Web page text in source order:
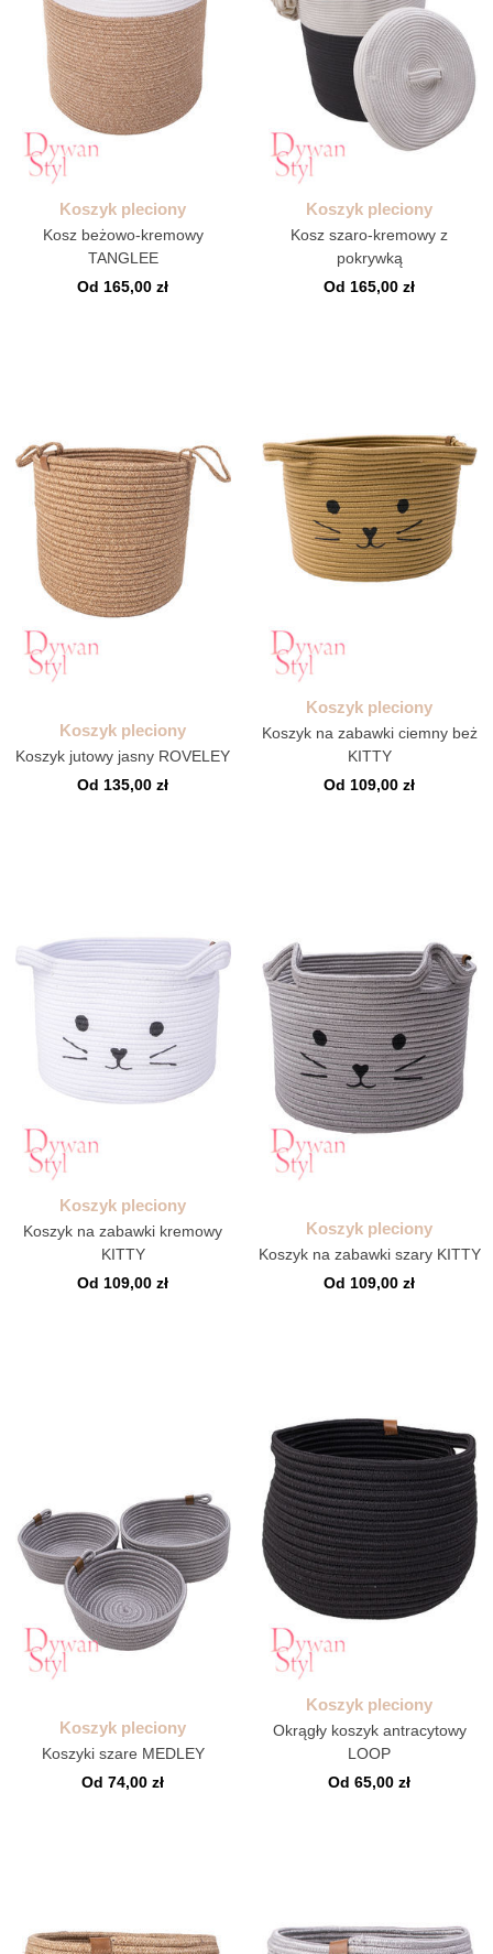
Koszyk pleciony
Kosz beżowo-kremowy
TANGLEE
Od 165,00 zł
Koszyk pleciony
Kosz szaro-kremowy z
pokrywką
Od 165,00 zł
Koszyk pleciony
Koszyk jutowy jasny ROVELEY
Od 135,00 zł
Koszyk pleciony
Koszyk na zabawki ciemny beż
KITTY
Od 109,00 zł
Koszyk pleciony
Koszyk na zabawki kremowy
KITTY
Od 109,00 zł
Koszyk pleciony
Koszyk na zabawki szary KITTY
Od 109,00 zł
Koszyk pleciony
Koszyki szare MEDLEY
Od 74,00 zł
Koszyk pleciony
Okrągły koszyk antracytowy
LOOP
Od 65,00 zł